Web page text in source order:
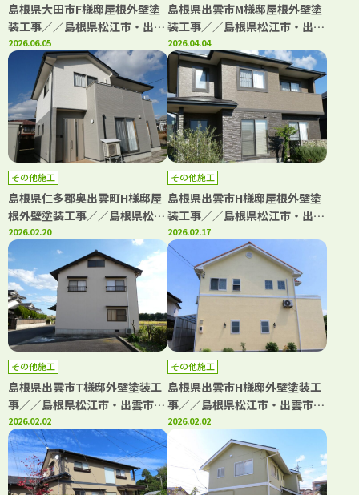
島根県大田市F様邸屋根外壁塗
装工事／／島根県松江市・出雲
市・大田市・雲南市・鳥取県米
子市・境港市の「きじま塗装」
2026.06.05
島根県出雲市M様邸屋根外壁塗
装工事／／島根県松江市・出雲
市・大田市・雲南市・鳥取県米
子市・境港市の「きじま塗装」
2026.04.04
その他施工
島根県仁多郡奥出雲町H様邸屋
根外壁塗装工事／／島根県松江
市・出雲市・大田市・雲南市・
鳥取県米子市・境港市の「きじ
ま塗装」
2026.02.20
その他施工
島根県出雲市H様邸屋根外壁塗
装工事／／島根県松江市・出雲
市・大田市・雲南市・鳥取県米
子市・境港市の「きじま塗装」
2026.02.17
その他施工
島根県出雲市T様邸外壁塗装工
事／／島根県松江市・出雲市・
大田市・雲南市・鳥取県米子
市・境港市の「きじま塗装」
2026.02.02
その他施工
島根県出雲市H様邸外壁塗装工
事／／島根県松江市・出雲市・
大田市・雲南市・鳥取県米子
市・境港市の「きじま塗装」
2026.02.02